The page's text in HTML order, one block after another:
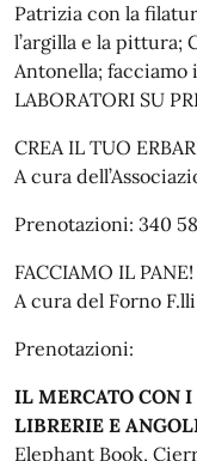
Patrizia con la
l’argilla e la pittura;
Antonella;
LABORATORI SU
CREA IL TUO
A cura
Prenotazioni: 340
FACCIAMO IL PANE!
A cura del Forno
Prenotazioni:
IL MERCATO CON
LIBRERIE E
Elephant Book,